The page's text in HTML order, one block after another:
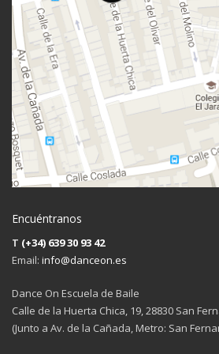
Encuéntranos
T (+34) 639 30 93 42
Email: info@danceon.es
Dance On Escuela de Baile
Calle de la Huerta Chica, 19, 28830 San
(Junto a Av. de la Cañada, Metro: San